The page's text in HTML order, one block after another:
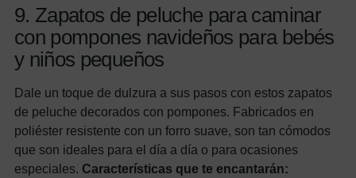
9. Zapatos de peluche para caminar
con pompones navideños para bebés
y niños pequeños
Dale un toque de dulzura a sus pasos con estos zapatos
de peluche decorados con pompones. Fabricados en
poliéster resistente con un forro suave, son tan cómodos
que son ideales para el día a día o para ocasiones
especiales. Características que te encantarán: